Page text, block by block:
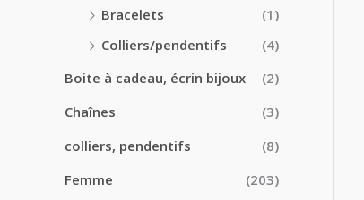
2
Bracelets
(1)
Colliers/pendentifs
(4)
Boite à cadeau, écrin bijoux
(2)
Chaînes
(3)
colliers, pendentifs
(8)
Femme
(203)